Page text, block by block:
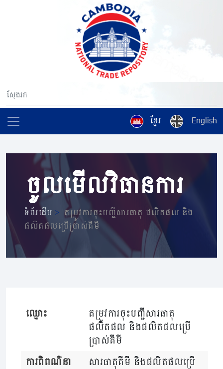
ខ្មែរ English
ចូលមើលវិធានការ
ទំព័រដើម> តម្រូវការចុះបញ្ជីសារធាតុ ផលិតផល​ និង
ផលិតផលប្រើប្រាស់គីមី
ឈ្មោះ
តម្រូវការចុះបញ្ជីសារធាតុ
ផលិតផល​ និងផលិតផលប្រើ
ប្រាស់គីមី
ការពិពណ៌នា
សារធាតុគីមី និងផលិតផលប្រើ